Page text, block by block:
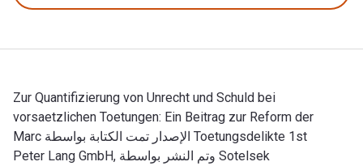
Zur Quantifizierung von Unrecht und Schuld bei
vorsaetzlichen Toetungen: Ein Beitrag zur Reform der
Toetungsdelikte 1st الإصدار تمت الكتابة بواسطة Marc
Sotelsek وتم النشر بواسطة Peter Lang GmbH,